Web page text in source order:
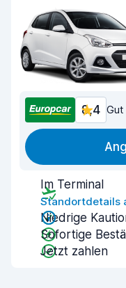
8,4 Gut
Im Terminal
Standortdetails
Niedrige
Sofortige
Jetzt zahlen